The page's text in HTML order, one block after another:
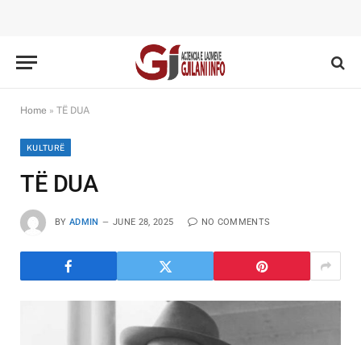
Home » TË DUA
KULTURË
TË DUA
BY ADMIN JUNE 28, 2025 NO COMMENTS